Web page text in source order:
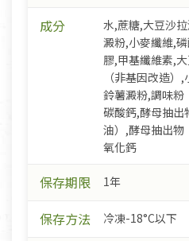
成分
水,蔗糖,大豆沙
澱粉,小麥纖維,
膠,甲基纖維素,
（非基因改造
鈴薯澱粉,調味粉
碳酸鈣,酵母抽出
油）,酵母抽出物
氧化鈣
保存期限 1年
保存方法 冷凍-18°C以下